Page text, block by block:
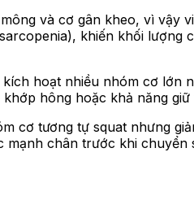
và cơ gân kheo, vì vậy
khiến khối lượng
hoạt nhiều nhóm cơ lớn
hông hoặc khả năng giữ
cơ tương tự squat nhưng
chân trước khi chuyển